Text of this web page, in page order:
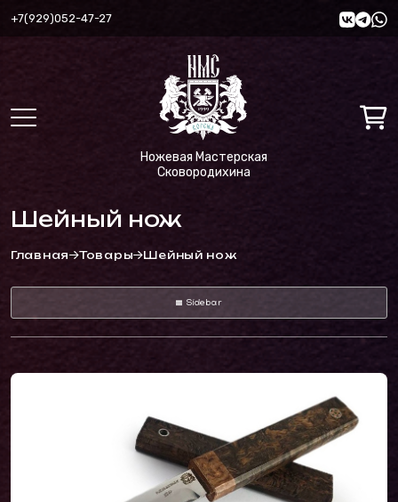
+7(929)052-47-27
Ножевая Мастерская
Сковородихина
Шейный нож
Главная Товары Шейный нож
Sidebar